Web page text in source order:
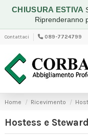
CHIUSURA ESTIVA
Riprenderanno
Contattaci 089-7724799
Home Ricevimento
Hostess e